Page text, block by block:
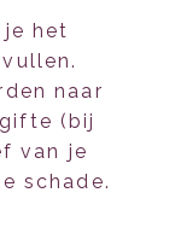
het
naar
(bij
van je
schade.